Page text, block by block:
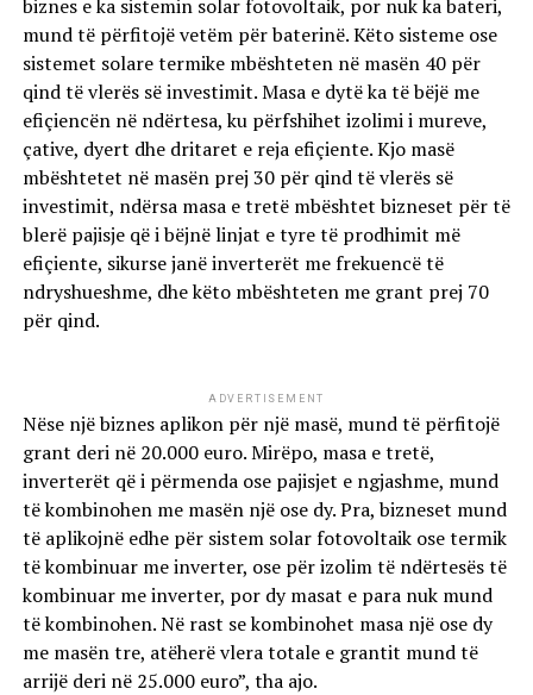
biznes e ka sistemin solar fotovoltaik, por nuk ka bateri,
mund të përfitojë vetëm për baterinë. Këto sisteme ose
sistemet solare termike mbështeten në masën 40 për
qind të vlerës së investimit. Masa e dytë ka të bëjë me
efiçiencën në ndërtesa, ku përfshihet izolimi i mureve,
çative, dyert dhe dritaret e reja efiçiente. Kjo masë
mbështetet në masën prej 30 për qind të vlerës së
investimit, ndërsa masa e tretë mbështet bizneset për të
blerë pajisje që i bëjnë linjat e tyre të prodhimit më
efiçiente, sikurse janë inverterët me frekuencë të
ndryshueshme, dhe këto mbështeten me grant prej 70
për qind.
ADVERTISEMENT
Nëse një biznes aplikon për një masë, mund të përfitojë
grant deri në 20.000 euro. Mirëpo, masa e tretë,
inverterët që i përmenda ose pajisjet e ngjashme, mund
të kombinohen me masën një ose dy. Pra, bizneset mund
të aplikojnë edhe për sistem solar fotovoltaik ose termik
të kombinuar me inverter, ose për izolim të ndërtesës të
kombinuar me inverter, por dy masat e para nuk mund
të kombinohen. Në rast se kombinohet masa një ose dy
me masën tre, atëherë vlera totale e grantit mund të
arrijë deri në 25.000 euro”, tha ajo.